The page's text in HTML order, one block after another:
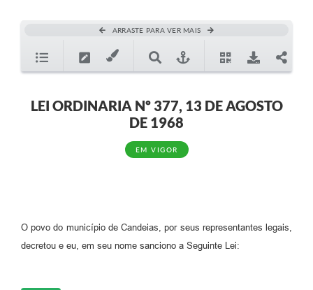
Contato
Notícias
Denúncia de Lotes sujos e entulhos
A Nossa Cidade
Portal da Transparência
ARRASTE PARA VER MAIS
LEI ORDINARIA Nº 377, 13 DE AGOSTO
DE 1968
EM VIGOR
O povo do município de Candeias, por seus representantes legais,
decretou e eu, em seu nome sanciono a Seguinte Lei: